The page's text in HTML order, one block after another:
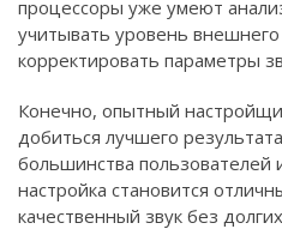
процессоры уже умеют
учитывать уровень
корректировать параметры
Конечно, опытный
добиться лучшего
большинства пользователей
настройка становится
качественный звук без